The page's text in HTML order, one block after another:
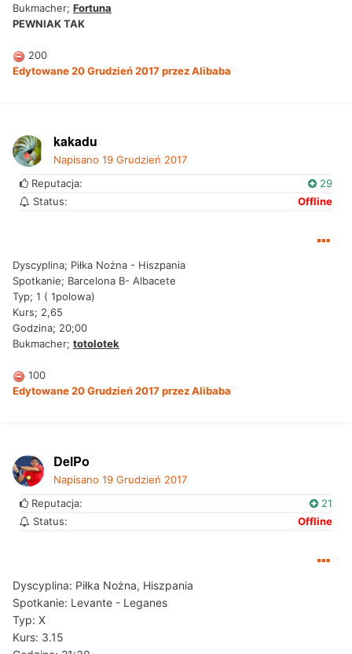
Bukmacher; Fortuna
PEWNIAK TAK
200
Edytowane20 Grudzień 2017przez Alibaba
kakadu
Napisano 19 Grudzień 2017
Reputacja:
29
Status:
Offline
Dyscyplina; Piłka Nożna - Hiszpania
Spotkanie; Barcelona B- Albacete
Typ; 1 ( 1polowa)
Kurs; 2,65
Godzina; 20;00
Bukmacher; totolotek
100
Edytowane20 Grudzień 2017przez Alibaba
DelPo
Napisano 19 Grudzień 2017
Reputacja:
21
Status:
Offline
Dyscyplina: Piłka Nożna, Hiszpania
Spotkanie: Levante - Leganes
Typ: X
Kurs: 3.15